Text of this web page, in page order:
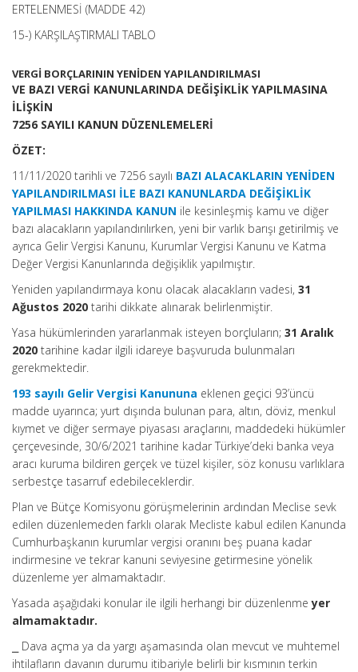
ERTELENMESİ (MADDE 42)
15-) KARŞILAŞTIRMALI TABLO
VERGİ BORÇLARININ YENİDEN YAPILANDIRILMASI
VE BAZI VERGİ KANUNLARINDA DEĞİŞİKLİK YAPILMASINA
İLİŞKİN
7256 SAYILI KANUN DÜZENLEMELERİ
ÖZET:
11/11/2020 tarihli ve 7256 sayılı BAZI ALACAKLARIN YENİDEN
YAPILANDIRILMASI İLE BAZI KANUNLARDA DEĞİŞİKLİK
YAPILMASI HAKKINDA KANUN ile kesinleşmiş kamu ve diğer
bazı alacakların yapılandırılırken, yeni bir varlık barışı getirilmiş ve
ayrıca Gelir Vergisi Kanunu, Kurumlar Vergisi Kanunu ve Katma
Değer Vergisi Kanunlarında değişiklik yapılmıştır.
Yeniden yapılandırmaya konu olacak alacakların vadesi, 31
Ağustos 2020 tarihi dikkate alınarak belirlenmiştir.
Yasa hükümlerinden yararlanmak isteyen borçluların; 31 Aralık
2020 tarihine kadar ilgili idareye başvuruda bulunmaları
gerekmektedir.
193 sayılı Gelir Vergisi Kanununa eklenen geçici 93’üncü
madde uyarınca; yurt dışında bulunan para, altın, döviz, menkul
kıymet ve diğer sermaye piyasası araçlarını, maddedeki hükümler
çerçevesinde, 30/6/2021 tarihine kadar Türkiye’deki banka veya
aracı kuruma bildiren gerçek ve tüzel kişiler, söz konusu varlıklara
serbestçe tasarruf edebileceklerdir.
Plan ve Bütçe Komisyonu görüşmelerinin ardından Meclise sevk
edilen düzenlemeden farklı olarak Mecliste kabul edilen Kanunda
Cumhurbaşkanın kurumlar vergisi oranını beş puana kadar
indirmesine ve tekrar kanuni seviyesine getirmesine yönelik
düzenleme yer almamaktadır.
Yasada aşağıdaki konular ile ilgili herhangi bir düzenlenmeyer
almamaktadır.
⎯ Dava açma ya da yargı aşamasında olan mevcut ve muhtemel
ihtilafların davanın durumu itibariyle belirli bir kısmının terkin